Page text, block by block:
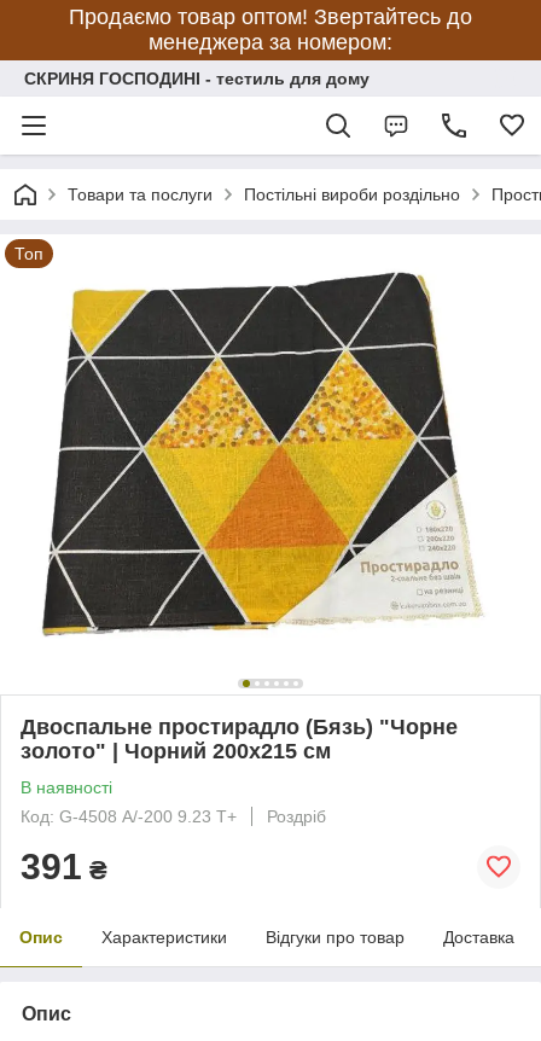
Продаємо товар оптом! Звертайтесь до
менеджера за номером:
СКРИНЯ ГОСПОДИНІ - тестиль для дому
Товари та послуги Постільні вироби роздільно
Топ
Двоспальне простирадло (Бязь) "Чорне
золото" | Чорний 200х215 см
В наявності
Код: G-4508 А/-200 9.23 Т+
Роздріб
391 ₴
Опис Характеристики Відгуки про товар Доставка
Опис